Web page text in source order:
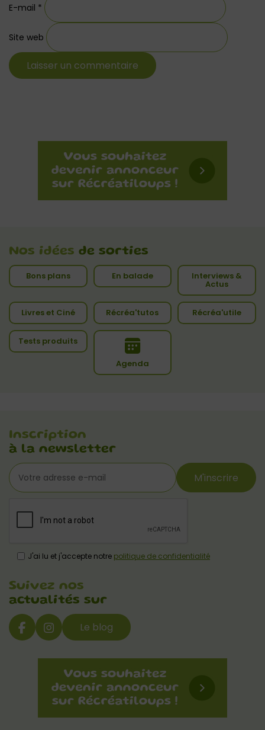
E-mail *
Site web
Nos idées de sorties
Bons plans En balade Interviews &
Actus
Livres et Ciné Récréa'tutos Récréa'utile
Tests produits
Agenda
Inscription
à la newsletter
M'inscrire
J'ai lu et j'accepte notre politique de confidentialité
Suivez nos
actualités sur
Le blog